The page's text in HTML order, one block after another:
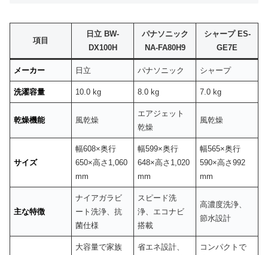
項目
日立 BW-
DX100H
パナソニック
NA-FA80H9
シャープ ES-
GE7E
メーカー 日立 パナソニック シャープ
洗濯容量 10.0 kg 8.0 kg 7.0 kg
乾燥機能 風乾燥
エアジェット
乾燥
風乾燥
サイズ
幅608×奥行
650×高さ1,060
mm
幅599×奥行
648×高さ1,020
mm
幅565×奥行
590×高さ992
mm
主な特徴
ナイアガラビ
ート洗浄、抗
菌仕様
スピード洗
浄、エコナビ
搭載
高濃度洗浄、
節水設計
大容量で家族
省エネ設計、
コンパクトで